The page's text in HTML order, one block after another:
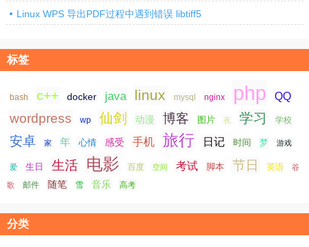
Linux WPS 导出PDF过程中遇到错误 libtiff5
标签
bash c++ docker java linux mysql nginx php QQ
wordpress wp 仙剑 动漫 博客 图片 夜 学习 学校
安卓 家 年 心情 感受 手机 旅行 日记 时间 梦 游戏
爱 生日 生活 电影 百度 空间 考试 脚本 节日 英语 谷
歌 邮件 随笔 雪 音乐 高考
分类